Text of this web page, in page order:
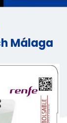
Málaga